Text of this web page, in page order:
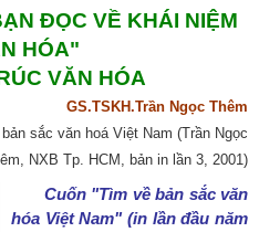
ĐỌC VỀ KHÁI NIỆM
HÓA"
VĂN HÓA
GS.TSKH.Trần Ngọc Thêm
sắc văn hoá Việt Nam (Trần Ngọc
NXB Tp. HCM, bản in lần 3, 2001)
Cuốn "Tìm về bản sắc văn
hóa Việt Nam" (in lần đầu năm